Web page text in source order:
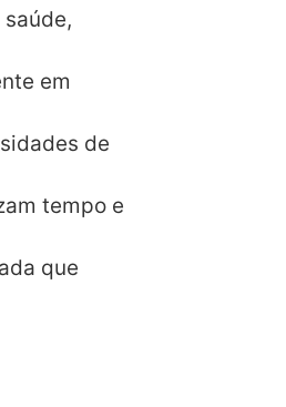
em
de
tempo e
que